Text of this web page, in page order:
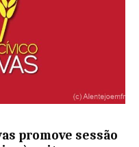
promove sessão